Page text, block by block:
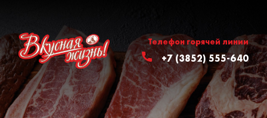
Телефон горячей линии
+7 (3852) 555-640